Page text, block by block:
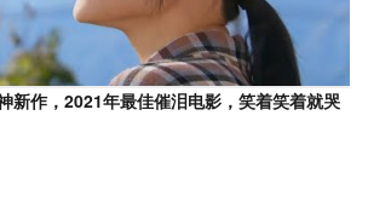
新作，2021年最佳催泪电影，笑着笑着就哭